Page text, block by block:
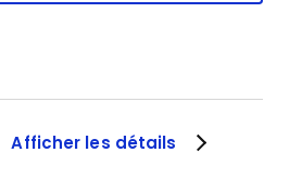
Afficher les détails